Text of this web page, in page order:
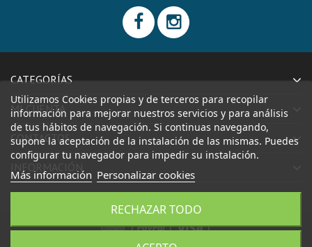
CATEGORÍAS
MI CUENTA
CONTACTOS
Utilizamos Cookies propias y de terceros para recopilar
información para mejorar nuestros servicios y para análisis
de tus hábitos de navegación. Si continuas navegando,
supone la aceptación de la instalación de las mismas. Puedes
configurar tu navegador para impedir su instalación.
Más información Personalizar cookies
RECHAZAR TODO
| | |